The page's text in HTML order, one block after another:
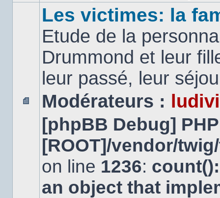
message
lu
Les victimes: la
Etude de la
Drummond et leur
leur passé, leur
Modérateurs :
[phpBB Debug]
[ROOT]/vendor/
on line 1236:
an object that